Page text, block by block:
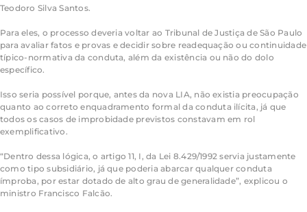
Teodoro Silva Santos.
Para eles, o processo deveria voltar ao Tribunal de Justiça de São Paulo
para avaliar fatos e provas e decidir sobre readequação ou continuidade
típico-normativa da conduta, além da existência ou não do dolo
específico.
Isso seria possível porque, antes da nova LIA, não existia preocupação
quanto ao correto enquadramento formal da conduta ilícita, já que
todos os casos de improbidade previstos constavam em rol
exemplificativo.
“Dentro dessa lógica, o artigo 11, I, da Lei 8.429/1992 servia justamente
como tipo subsidiário, já que poderia abarcar qualquer conduta
ímproba, por estar dotado de alto grau de generalidade”, explicou o
ministro Francisco Falcão.